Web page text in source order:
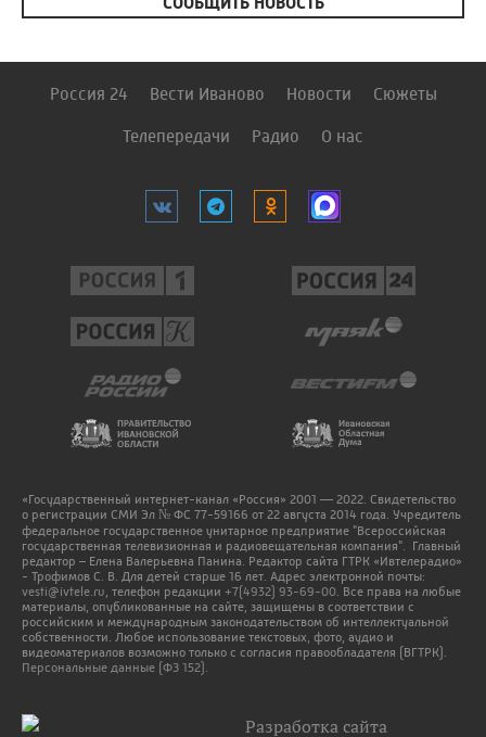
Россия 24 Вести Иваново Новости Сюжеты
Телепередачи Радио О нас
«Государственный интернет-канал «Россия» 2001 — 2022. Свидетельство
о регистрации СМИ Эл № ФС 77-59166 от 22 августа 2014 года. Учредитель
федеральное государственное унитарное предприятие "Всероссийская
государственная телевизионная и радиовещательная компания". Главный
редактор – Елена Валерьевна Панина. Редактор сайта ГТРК «Ивтелерадио»
- Трофимов С. В. Для детей старше 16 лет. Адрес электронной почты:
vesti@ivtele.ru , телефон редакции +7(4932) 93-69-00 . Все права на любые
материалы, опубликованные на сайте, защищены в соответствии с
российским и международным законодательством об интеллектуальной
собственности. Любое использование текстовых, фото, аудио и
видеоматериалов возможно только с согласия правообладателя (ВГТРК).
Персональные данные (ФЗ 152).
Разработка сайта